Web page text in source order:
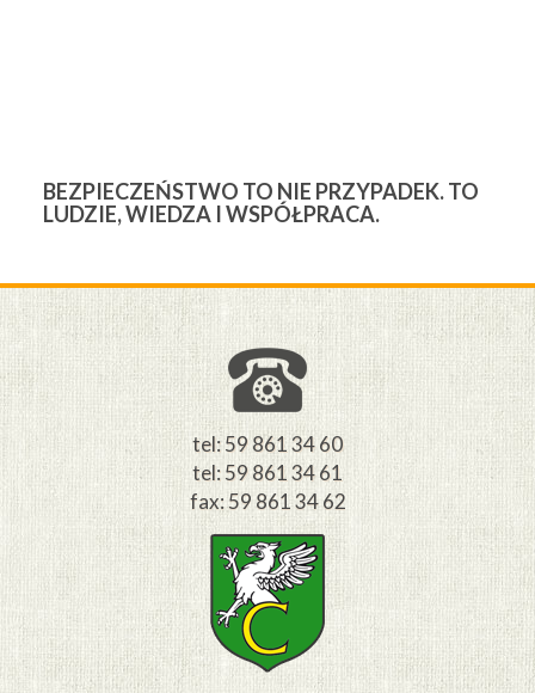
BEZPIECZEŃSTWO TO NIE PRZYPADEK. TO
LUDZIE, WIEDZA I WSPÓŁPRACA.
tel: 59 861 34 60
tel: 59 861 34 61
fax: 59 861 34 62